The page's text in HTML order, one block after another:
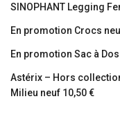
SINOPHANT Legging
En promotion Crocs
En promotion Sac à
Astérix – Hors
Milieu neuf 10,50 €